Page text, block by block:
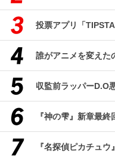
投票アプリ「
収監前ラッパーD.O
『神の雫』新章最
『名探偵ピカチュ